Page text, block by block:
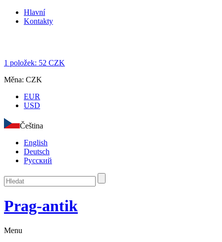
Hlavní
Kontakty
1 položek: 52 CZK
Měna: CZK
EUR
USD
Čeština
English
Deutsch
Русский
Prag-antik
Menu